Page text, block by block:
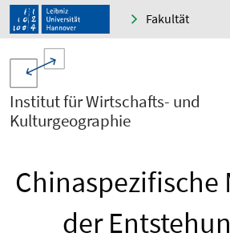
Fakultät
Institut für Wirtschafts- und
Kulturgeographie
Chinaspezifische
der